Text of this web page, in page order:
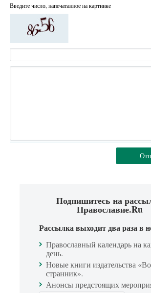
Введите число, напечатанное на картинке
Подпишитесь на
Православие.Ru
Рассылка выходит два раза в
Православный календарь на
день.
Новые книги издательства
странник».
Анонсы предстоящих